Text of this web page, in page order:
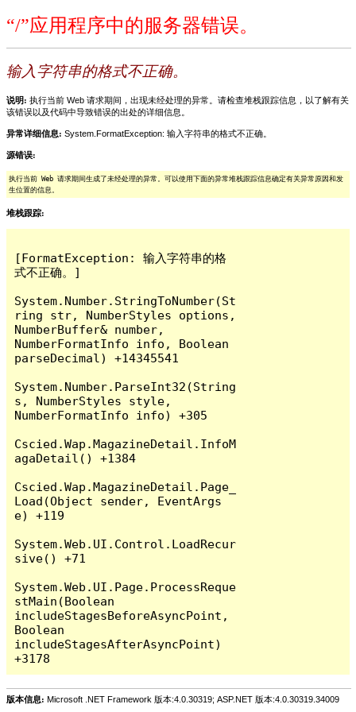
“/”应用程序中的服务器错误。
输入字符串的格式不正确。
说明: 执行当前 Web 请求期间，出现未经处理的异常。请检查堆栈跟踪信息，以了解有关
该错误以及代码中导致错误的出处的详细信息。
异常详细信息: System.FormatException: 输入字符串的格式不正确。
源错误:
执行当前 Web 请求期间生成了未经处理的异常。可以使用下面的异常堆栈跟踪信息确定有关异常原因和发
生位置的信息。
堆栈跟踪:
[FormatException: 输入字符串的格
式不正确。]
System.Number.StringToNumber(St
ring str, NumberStyles options,
NumberBuffer& number,
NumberFormatInfo info, Boolean
parseDecimal) +14345541
System.Number.ParseInt32(String
s, NumberStyles style,
NumberFormatInfo info) +305
Cscied.Wap.MagazineDetail.InfoM
agaDetail() +1384
Cscied.Wap.MagazineDetail.Page_
Load(Object sender, EventArgs
e) +119
System.Web.UI.Control.LoadRecur
sive() +71
System.Web.UI.Page.ProcessReque
stMain(Boolean
includeStagesBeforeAsyncPoint,
Boolean
includeStagesAfterAsyncPoint)
版本信息: Microsoft .NET Framework 版本:4.0.30319; ASP.NET 版本:4.0.30319.34009